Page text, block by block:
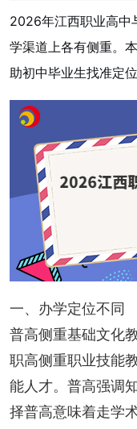
2026年江西职业高中
学渠道上各有侧重。
助初中毕业生找准定
一、办学定位不同
普高侧重基础文化
职高侧重职业技能
能人才。普高强调
择普高意味着走学